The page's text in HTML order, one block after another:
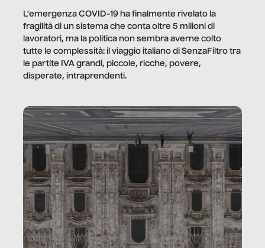
L’emergenza COVID-19 ha finalmente rivelato la
fragilità di un sistema che conta oltre 5 milioni di
lavoratori, ma la politica non sembra averne colto
tutte le complessità: il viaggio italiano di SenzaFiltro tra
le partite IVA grandi, piccole, ricche, povere,
disperate, intraprendenti.